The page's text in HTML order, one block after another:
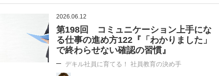
2026.06.12
第198回 コミュニケーション上手にな
る仕事の進め方122『「わかりました」
で終わらせない確認の習慣』
デキル社員に育てる！ 社員教育の決め手